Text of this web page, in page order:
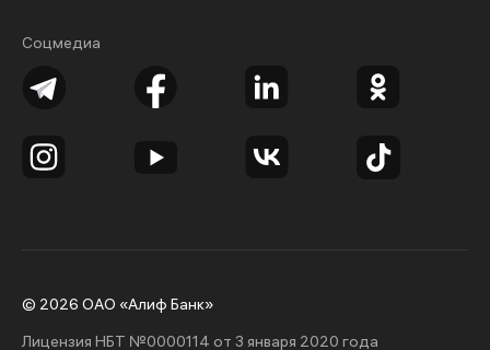
Соцмедиа
© 2026 ОАО «Алиф Банк»
Лицензия НБТ №0000114 от 3 января 2020 года